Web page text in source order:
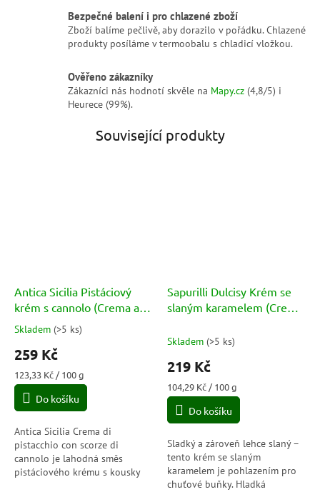
Bezpečné balení i pro chlazené zboží
Zboží balíme pečlivě, aby dorazilo v pořádku. Chlazené
produkty posíláme v termoobalu s chladicí vložkou.
Ověřeno zákazníky
Zákazníci nás hodnotí skvěle na Mapy.cz (4,8/5) i
Heurece (99%).
Související produkty
Antica Sicilia Pistáciový
krém s cannolo (Crema al
Pistacchio con Scorze di
Cannolo) 210g
Průměrné
hodnocení
produktu
je
5,0
5
hvězdiček.
Skladem (>5 ks)
259 Kč
Měrná
cena:
123,33 Kč / 100 g
Do košíku
Antica Sicilia Crema di
pistacchio con scorze di
cannolo je lahodná směs
pistáciového krému s kousky
Sapurilli Dulcisy Krém se
slaným karamelem (Crema
Skladem (>5 ks)
219 Kč
Měrná
cena:
104,29 Kč / 100 g
Do košíku
Sladký a zároveň lehce slaný –
tento krém se slaným
karamelem je pohlazením pro
chuťové buňky. Hladká